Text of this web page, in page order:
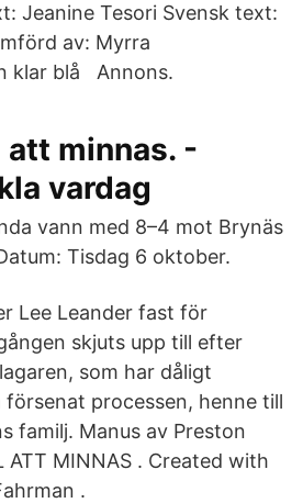
Jeanine Tesori Svensk text:
av: Myrra
klar blå Annons.
minnas. -
vardag
vann med 8–4 mot Brynäs
Tisdag 6 oktober.
Lee Leander fast för
skjuts upp till efter
som har dåligt
processen, henne till
familj. Manus av Preston
ATT MINNAS . Created with
.